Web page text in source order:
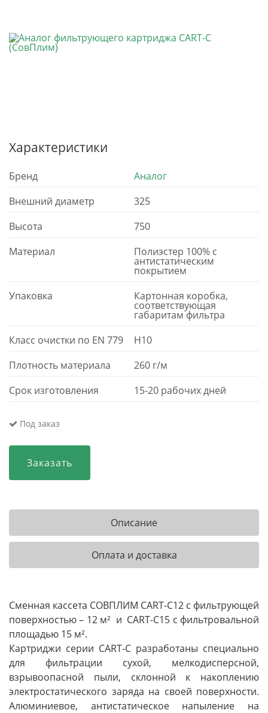
Характеристики
Бренд
Аналог
Внешний диаметр
325
Высота
750
Материал
Полиэстер 100% с
антистатическим
покрытием
Упаковка
Картонная коробка,
соответствующая
габаритам фильтра
Класс очистки по EN 779
H10
Плотность материала
260 г/м
Срок изготовления
15-20 рабочих дней
Под заказ
Заказать
Описание
Оплата и доставка
Сменная кассета СОВПЛИМ CART-C12 с фильтрующей
поверхностью – 12 м² и CART-C15 с фильтровальной
площадью 15 м².
Картриджи серии CART-C разработаны специально
для фильтрации сухой, мелкодисперсной,
взрывоопасной пыли, склонной к накоплению
электростатического заряда на своей поверхности.
Алюминиевое, антистатическое напыление на